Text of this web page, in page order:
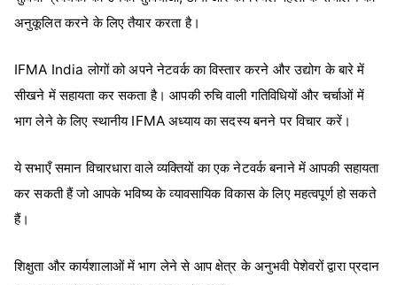
अनुकूलित करने के लिए तैयार करता है।
IFMA India लोगों को अपने नेटवर्क का विस्तार करने और उद्योग के बारे में
सीखने में सहायता कर सकता है। आपकी रुचि वाली गतिविधियों और चर्चाओं में
भाग लेने के लिए स्थानीय IFMA अध्याय का सदस्य बनने पर विचार करें।
ये सभाएँ समान विचारधारा वाले व्यक्तियों का एक नेटवर्क बनाने में आपकी सहायता
कर सकती हैं जो आपके भविष्य के व्यावसायिक विकास के लिए महत्वपूर्ण हो सकते
हैं।
शिक्षुता और कार्यशालाओं में भाग लेने से आप क्षेत्र के अनुभवी पेशेवरों द्वारा प्रदान